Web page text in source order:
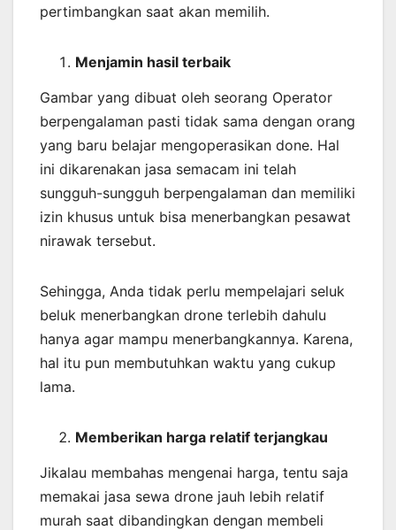
pertimbangkan saat akan memilih.
Menjamin hasil terbaik
Gambar yang dibuat oleh seorang Operator
berpengalaman pasti tidak sama dengan orang
yang baru belajar mengoperasikan done. Hal
ini dikarenakan jasa semacam ini telah
sungguh-sungguh berpengalaman dan memiliki
izin khusus untuk bisa menerbangkan pesawat
nirawak tersebut.
Sehingga, Anda tidak perlu mempelajari seluk
beluk menerbangkan drone terlebih dahulu
hanya agar mampu menerbangkannya. Karena,
hal itu pun membutuhkan waktu yang cukup
lama.
Memberikan harga relatif terjangkau
Jikalau membahas mengenai harga, tentu saja
memakai jasa sewa drone jauh lebih relatif
murah saat dibandingkan dengan membeli